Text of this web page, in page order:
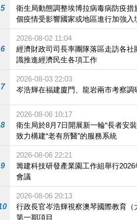
5
衛生局動態調整埃博拉病毒病防疫措
個疫情受影響國家或地區進行加強入
施
6
2026-08-02 11:04
經濟財政司司長率團隊落區走訪各社
識推進經濟民生各項工作
7
2026-08-03 22:03
岑浩輝在福建廈門、龍岩兩市考察調
8
2026-08-06 10:17
衛生局於8月7日開展新一輪“長者安
致力構建“老有所醫”的服務系統
9
2026-08-06 22:21
籌建科技研發產業園工作組舉行2026
會議
2026-08-06 20:13
行政長官岑浩輝視察澳琴國際教育（
第一期項目